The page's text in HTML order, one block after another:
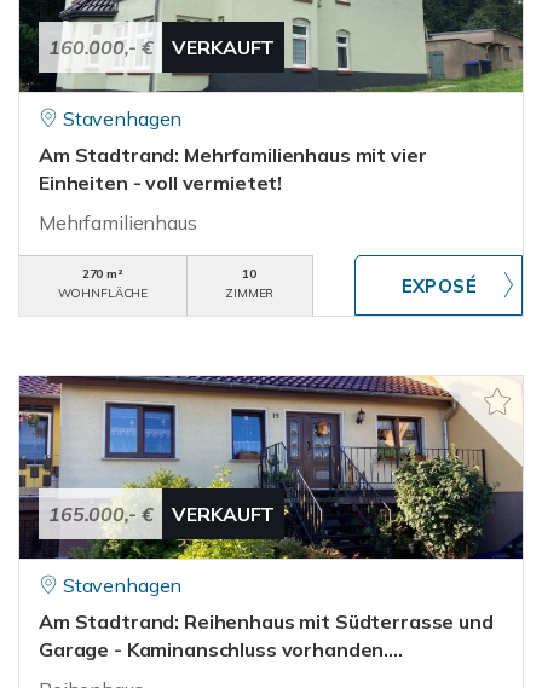
160.000,- € VERKAUFT
Stavenhagen
Am Stadtrand: Mehrfamilienhaus mit vier
Einheiten - voll vermietet!
Mehrfamilienhaus
270 m²
WOHNFLÄCHE
10
ZIMMER
165.000,- € VERKAUFT
Stavenhagen
Am Stadtrand: Reihenhaus mit Südterrasse und
Garage - Kaminanschluss vorhanden....